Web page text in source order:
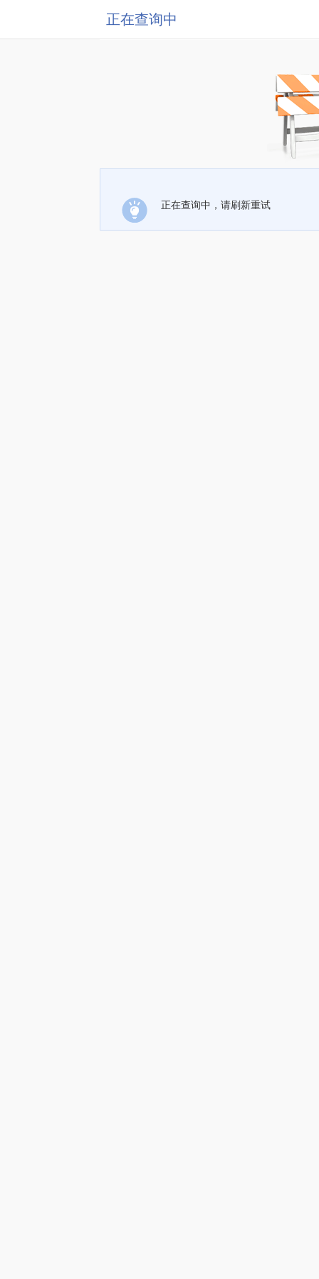
正在查询中
正在查询中，请刷新重试